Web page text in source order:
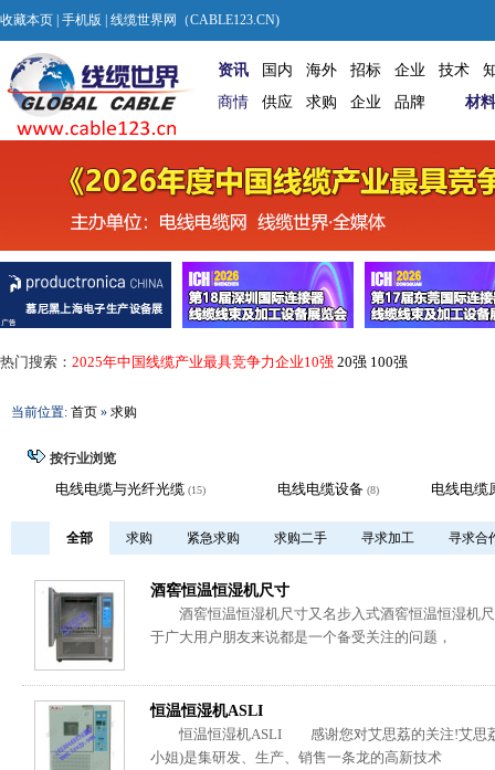
收藏本页 手机版 | 线缆世界网（CABLE123.CN)
资讯 国内 海外 招标 企业 技术
商情
供应 求购 企业 品牌 材料
热门搜索： 2025年中国线缆产业最具竞争力企业10强 20强 100强
当前位置: 首页 » 求购
按行业浏览
电线电缆与光纤光缆 (15) 电线电缆设备 (8) 电线电缆
全部 求购 紧急求购 求购二手 寻求加工 寻求合
酒窖恒温恒湿机尺寸
酒窖恒温恒湿机尺寸又名步入式酒窖恒温恒湿机尺
于广大用户朋友来说都是一个备受关注的问题，
恒温恒湿机ASLI
恒温恒湿机ASLI 感谢您对艾思荔的关注!艾思荔
小姐)是集研发、生产、销售一条龙的高新技术